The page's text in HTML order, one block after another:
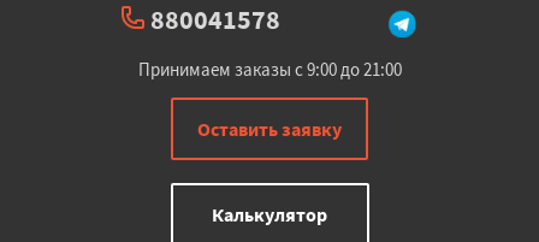
880041578
Принимаем заказы с 9:00 до 21:00
Оставить заявку
Калькулятор